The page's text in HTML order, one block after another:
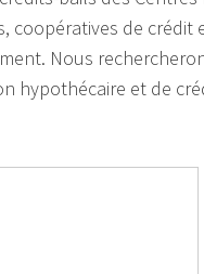
coopératives de crédit
Nous
hypothécaire et de